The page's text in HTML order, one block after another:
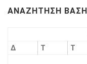
ΑΝΑΖΉΤΗΣΗ
Δ
Τ Τ